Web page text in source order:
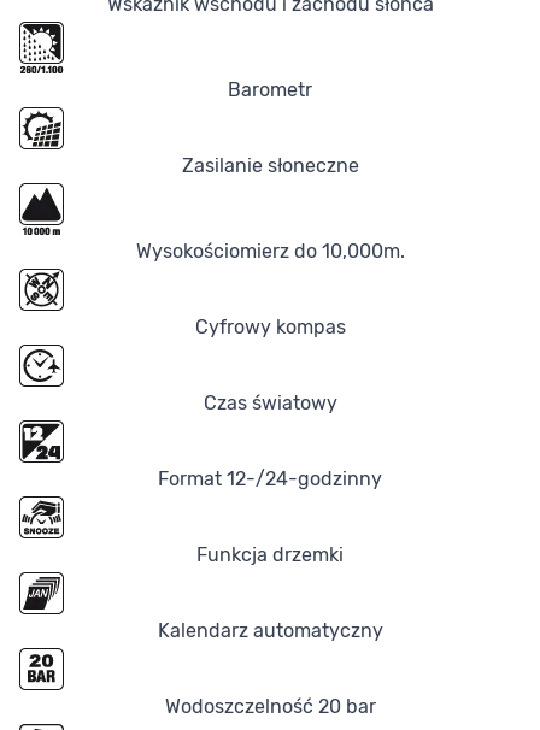
Barometr
Zasilanie słoneczne
Wysokościomierz do 10,000m.
Cyfrowy kompas
Czas światowy
Format 12-/24-godzinny
Funkcja drzemki
Kalendarz automatyczny
Wodoszczelność 20 bar